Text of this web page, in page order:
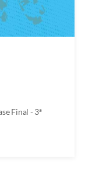
Final - 3ª